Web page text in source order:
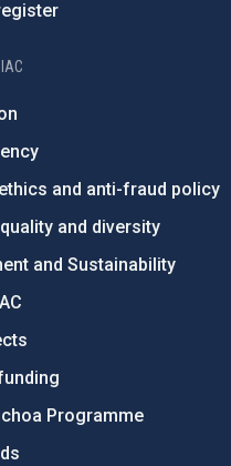
and anti-fraud policy
and diversity
and Sustainability
Programme